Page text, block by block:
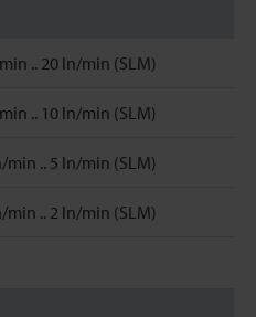
.. 20 ln/min (SLM)
.. 10 ln/min (SLM)
min .. 5 ln/min (SLM)
min .. 2 ln/min (SLM)